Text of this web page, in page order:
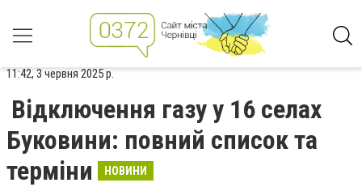
11:42, 3 червня 2025 р.
Відключення газу у 16 селах
Буковини: повний список та
терміни
НОВИНИ